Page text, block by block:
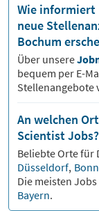
Wie informiert
neue
Bochum
Über unsere
bequem per E-
Stellenangebote
An welchen
Scientist Jobs?
Beliebte Orte für
Düsseldorf,
Die meisten
Bayern.